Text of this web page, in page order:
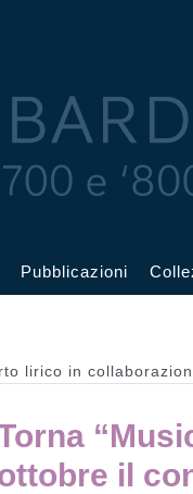
e visite
Pubblicazioni
lirico in
il